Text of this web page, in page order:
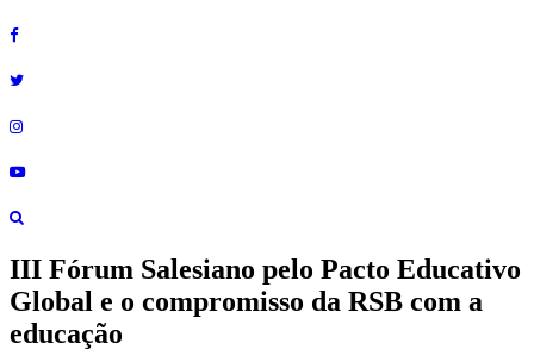
III Fórum Salesiano pelo Pacto Educativo
Global e o compromisso da RSB com a
educação